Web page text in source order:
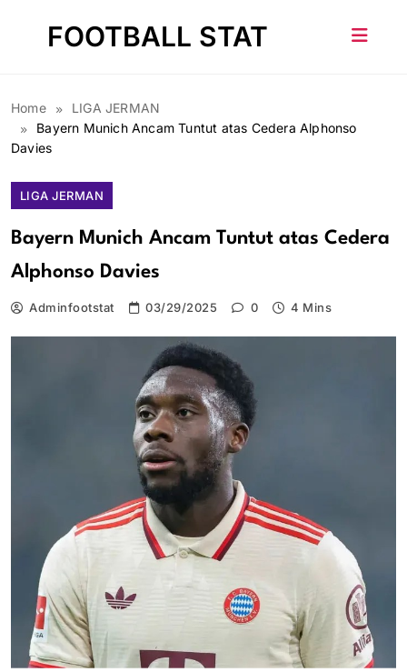
FOOTBALL STAT
Home
LIGA JERMAN
Bayern Munich Ancam Tuntut atas Cedera Alphonso
Davies
LIGA JERMAN
Bayern Munich Ancam Tuntut atas Cedera
Alphonso Davies
Adminfootstat 03/29/2025 0 4 Mins